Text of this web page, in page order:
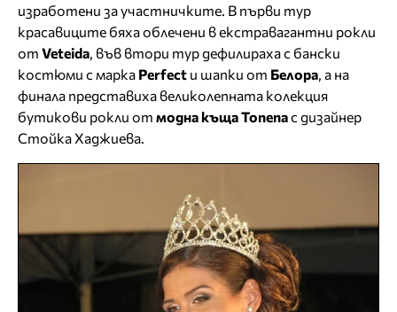
изработени за участничките. В първи тур
красавиците бяха облечени в екстравагантни рокли
от Veteida , във втори тур дефилираха с бански
костюми с марка Perfect и шапки от Белора , а на
финала представиха великолепната колекция
бутикови рокли от модна къща Tonenaс дизайнер
Стойка Хаджиева.